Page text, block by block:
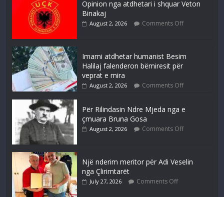
Opinion nga atdhetari i shquar Veton
Binakaj
August 2, 2026 Comments Off
Imami atdhetar humanist Besim
Halilaj falenderon bëmiresit për
veprat e mira
August 2, 2026 Comments Off
Për Rilindasin Ndre Mjeda nga e
çmuara Bruna Gosa
August 2, 2026 Comments Off
Një nderim meritor për Adi Veselin
nga Çlirimtarët
July 27, 2026 Comments Off